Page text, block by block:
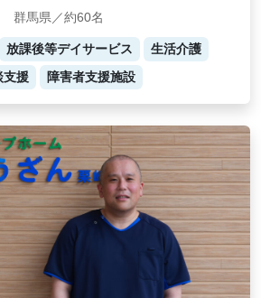
群馬県／約60名
放課後等デイサービス
生活介護
支援
障害者支援施設